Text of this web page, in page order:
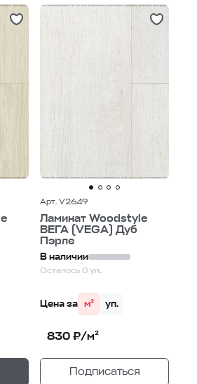
Арт. V2649
Ламинат Woodstyle
ВЕГА (VEGA) Дуб
Пэрле
В наличии
Осталось 0 уп.
Цена за м² уп.
830 ₽/м²
Подписаться